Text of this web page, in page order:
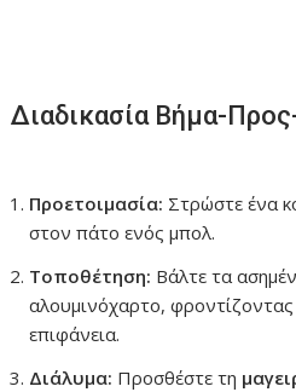
Διαδικασία Βήμα-
Προετοιμασία: Στρώστε ένα
στον πάτο ενός μπολ.
Τοποθέτηση: Βάλτε τα
αλουμινόχαρτο,
επιφάνεια.
Διάλυμα: Προσθέστε τη